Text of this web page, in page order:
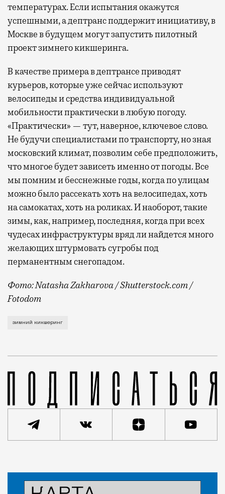
температурах. Если испытания окажутся
успешными, а дептранс поддержит инициативу, в
Москве в будущем могут запустить пилотный
проект зимнего кикшеринга.
В качестве примера в дептрансе приводят
курьеров, которые уже сейчас используют
велосипеды и средства индивидуальной
мобильности практически в любую погоду.
«Практически» — тут, наверное, ключевое слово.
Не будучи специалистами по транспорту, но зная
московский климат, позволим себе предположить,
что многое будет зависеть именно от погоды. Все
мы помним и бесснежные годы, когда по улицам
можно было рассекать хоть на велосипедах, хоть
на самокатах, хоть на роликах. И наоборот, такие
зимы, как, например, последняя, когда при всех
чудесах инфраструктуры вряд ли найдется много
желающих штурмовать сугробы под
перманентным снегопадом.
Фото: Natasha Zakharova / Shutterstock.com /
Fotodom
Об этом рассказал на Международном
зимний кикшеринг
Город